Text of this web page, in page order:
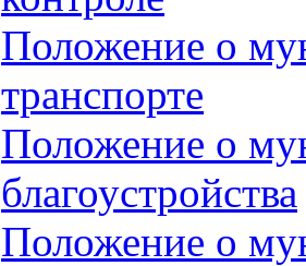
Положение о
транспорте
Положение о
благоустройства
Положение о